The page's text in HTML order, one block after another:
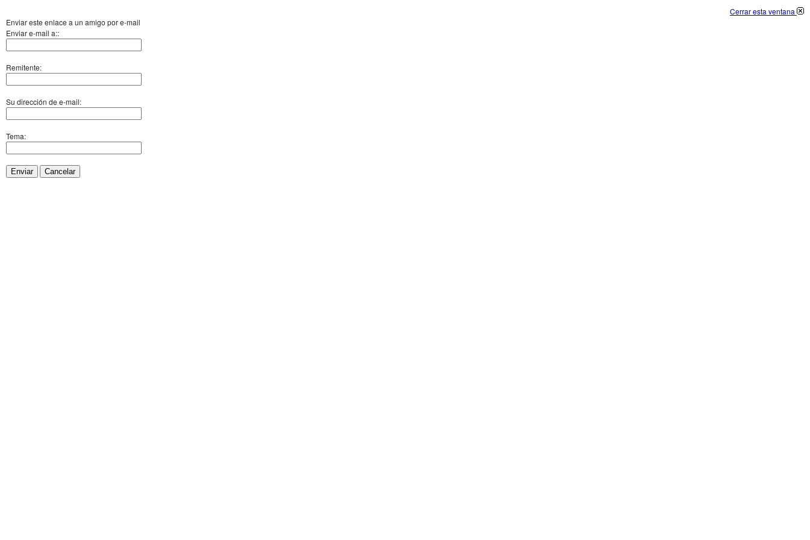
Cerrar esta ventana
Enviar este enlace a un amigo por e-mail
Enviar e-mail a::
Remitente:
Su dirección de e-mail:
Tema:
Enviar Cancelar